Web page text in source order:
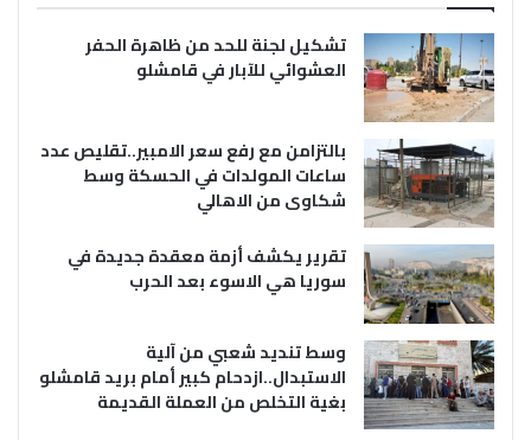
تشكيل لجنة للحد من ظاهرة الحفر
العشوائي للآبار في قامشلو
بالتزامن مع رفع سعر الامبير..تقليص عدد
ساعات المولدات في الحسكة وسط
شكاوى من الاهالي
تقرير يكشف أزمة معقدة جديدة في
سوريا هي الاسوء بعد الحرب
وسط تنديد شعبي من آلية
الاستبدال..ازدحام كبير أمام بريد قامشلو
بغية التخلص من العملة القديمة